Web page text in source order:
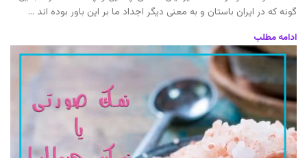
گونه که در ایران باستان و به معنی دیگر اجداد ما بر این باور بوده اند ...
ادامه مطلب